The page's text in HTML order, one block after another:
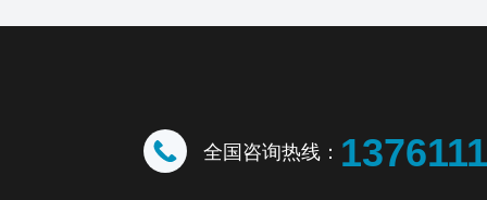
全国咨询热线：